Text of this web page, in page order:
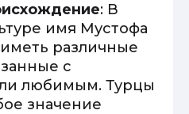
: В
имя Мустофа
различные
с
любимым. Турцы
значение